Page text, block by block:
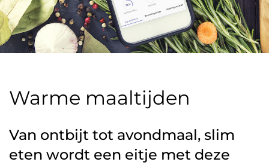
Warme maaltijden
Van ontbijt tot avondmaal, slim
eten wordt een eitje met deze